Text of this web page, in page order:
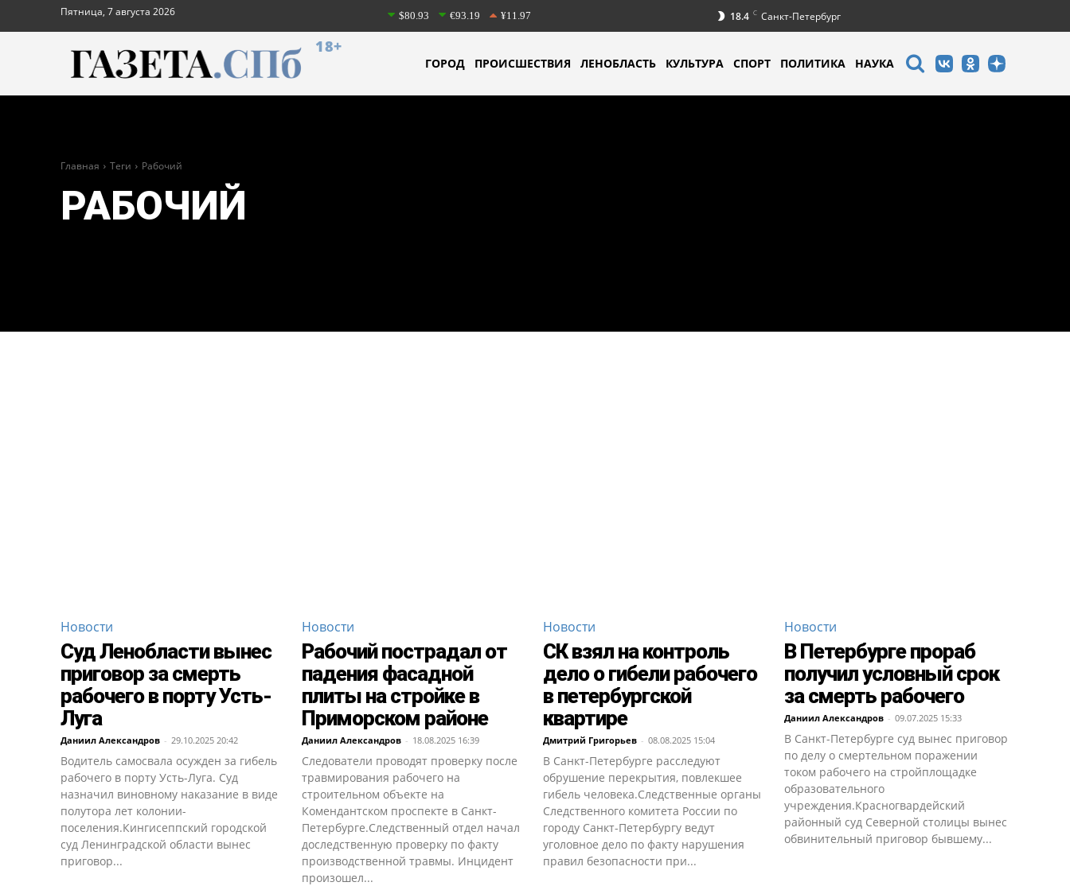
Пятница, 7 августа 2026 $80.93 €93.19 ¥11.97 18.4 C Санкт-Петербург
18+
ГОРОД ПРОИСШЕСТВИЯ ЛЕНОБЛАСТЬ КУЛЬТУРА СПОРТ ПОЛИТИКА НАУКА
Главная Теги Рабочий
РАБОЧИЙ
Новости
Суд Ленобласти вынес
приговор за смерть
рабочего в порту Усть-
Луга
Даниил Александров - 29.10.2025 20:42
Водитель самосвала осужден за гибель
рабочего в порту Усть-Луга. Суд
назначил виновному наказание в виде
полутора лет колонии-
поселения.Кингисеппский городской
суд Ленинградской области вынес
приговор...
Новости
Рабочий пострадал от
падения фасадной
плиты на стройке в
Приморском районе
Даниил Александров - 18.08.2025 16:39
Следователи проводят проверку после
травмирования рабочего на
строительном объекте на
Комендантском проспекте в Санкт-
Петербурге.Следственный отдел начал
доследственную проверку по факту
производственной травмы. Инцидент
произошел...
Новости
СК взял на контроль
дело о гибели рабочего
в петербургской
квартире
Дмитрий Григорьев - 08.08.2025 15:04
В Санкт-Петербурге расследуют
обрушение перекрытия, повлекшее
гибель человека.Следственные органы
Следственного комитета России по
городу Санкт-Петербургу ведут
уголовное дело по факту нарушения
правил безопасности при...
Новости
В Петербурге прораб
получил условный срок
за смерть рабочего
Даниил Александров - 09.07.2025 15:33
В Санкт-Петербурге суд вынес приговор
по делу о смертельном поражении
током рабочего на стройплощадке
образовательного
учреждения.Красногвардейский
районный суд Северной столицы вынес
обвинительный приговор бывшему...